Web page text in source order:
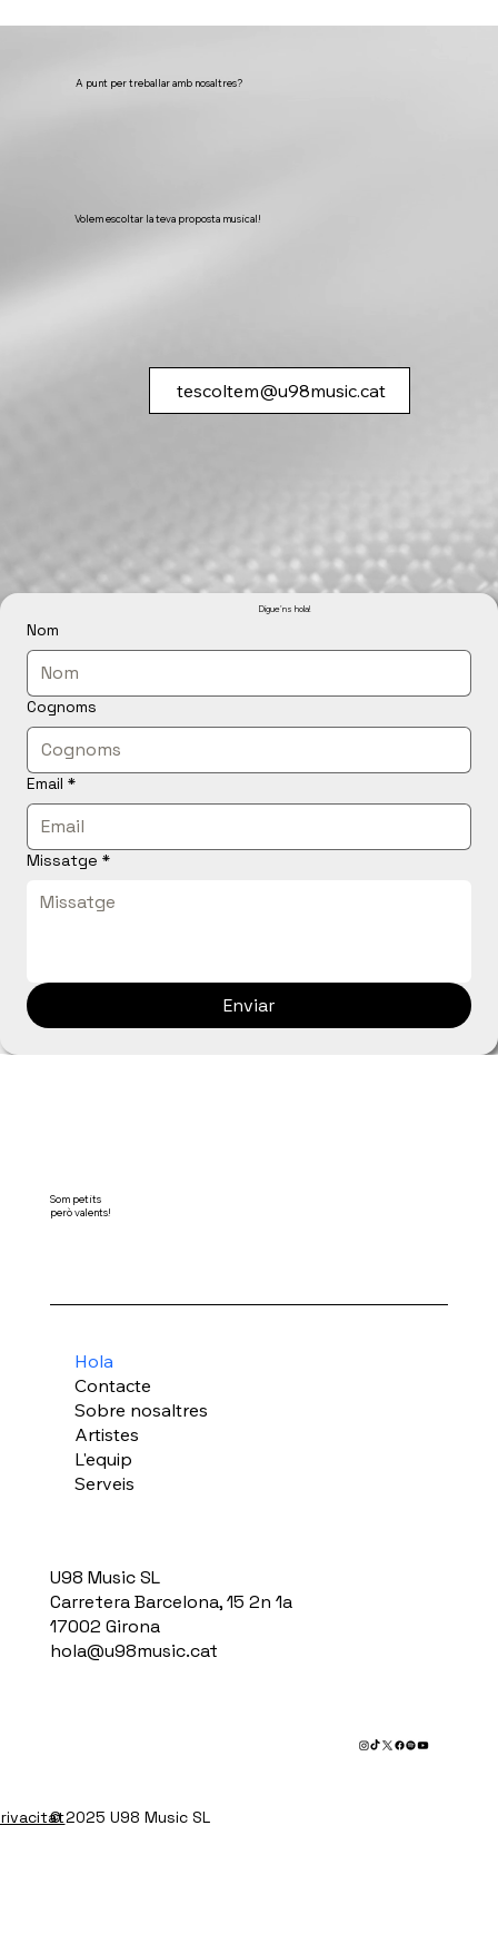
tescoltem@u98music.cat
A punt per treballar amb nosaltres?
Volem escoltar la teva proposta musical!
Nom
Cognoms
Email *
Missatge *
Enviar
Digue'ns hola!
Som petits
però valents!
U98 Music SL
Carretera Barcelona, 15 2n 1a
17002 Girona
hola@u98music.cat
Hola
Contacte
Sobre nosaltres
Artistes
L'equip
Serveis
© 2025 U98 Music SL